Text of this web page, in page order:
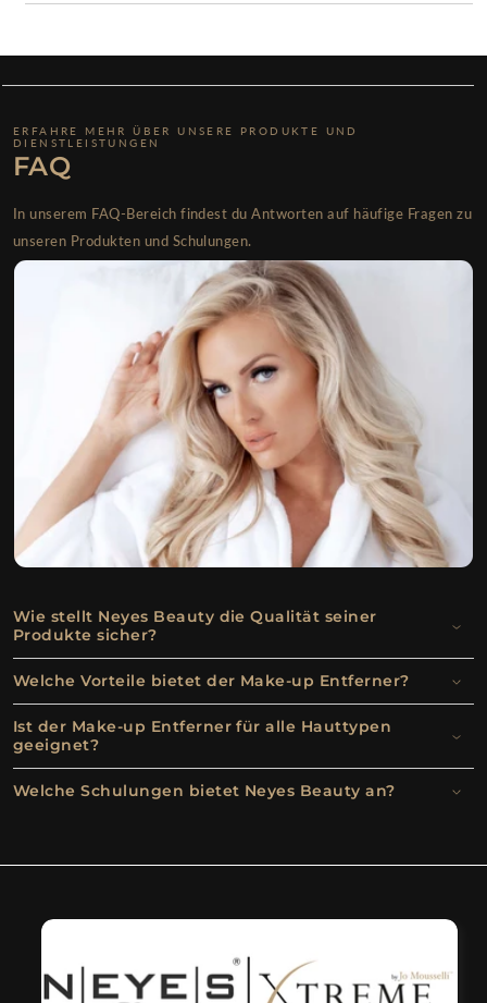
ERFAHRE MEHR ÜBER UNSERE PRODUKTE UND
DIENSTLEISTUNGEN
FAQ
In unserem FAQ-Bereich findest du Antworten auf häufige Fragen zu
unseren Produkten und Schulungen.
Wie stellt Neyes Beauty die Qualität seiner
Produkte sicher?
Welche Vorteile bietet der Make-up Entferner?
Ist der Make-up Entferner für alle Hauttypen
geeignet?
Welche Schulungen bietet Neyes Beauty an?